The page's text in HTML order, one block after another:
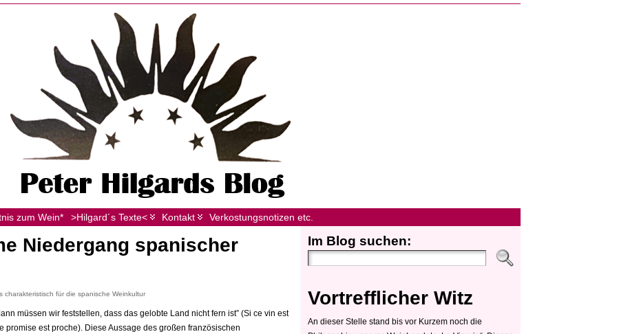
zum Wein* >Hilgard´s Texte< Kontakt Verkostungsnotizen etc.
Niedergang spanischer
charakteristisch für die spanische Weinkultur
müssen wir feststellen, dass das gelobte Land nicht fern ist” (Si ce vin est
promise est proche). Diese Aussage des großen französischen
Im Blog suchen:
Vortrefflicher Witz
An dieser Stelle stand bis vor Kurzem noch die